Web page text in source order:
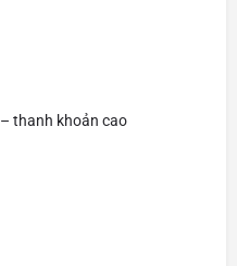
thanh khoản cao